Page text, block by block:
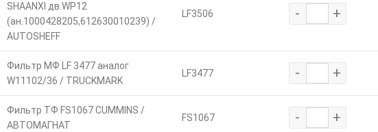
SHAANXI дв.WP12
(ан.1000428205,612630010239) /
AUTOSHEFF
LF3506 - +
Фильтр МФ LF 3477 аналог
W11102/36 / TRUCKMARK
LF3477 - +
Фильтр ТФ FS1067 CUMMINS /
АВТОМАГНАТ
FS1067 - +